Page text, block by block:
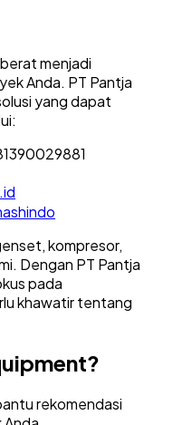
menjadi
Anda. PT Pantja
yang dapat
kompresor,
Dengan PT Pantja
pada
khawatir tentang
rekomendasi